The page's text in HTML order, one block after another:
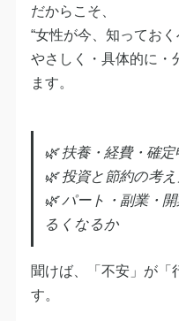
だからこそ、
“女性が今、知ってお
やさしく・具体的に・
ます。
🌿 扶養・経費・確
🌿 投資と節約の考
🌿 パート・副業・
るくなるか
聞けば、「不安」が「
す。